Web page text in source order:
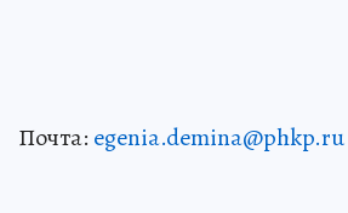
Почта: egenia.demina@phkp.ru